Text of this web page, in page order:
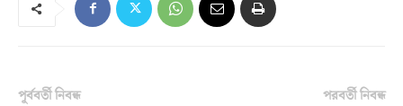
পূর্ববর্তী নিবন্ধ
পরবর্তী নিবন্ধ